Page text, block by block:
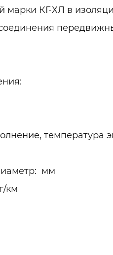
марки КГ-ХЛ в
температура
мм
км